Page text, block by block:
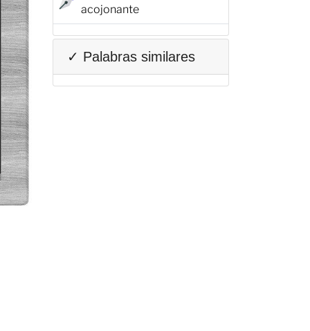
acojonante
✓ Palabras similares